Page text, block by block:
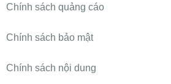
Chính sách quảng cáo
Chính sách bảo mật
Chính sách nội dung